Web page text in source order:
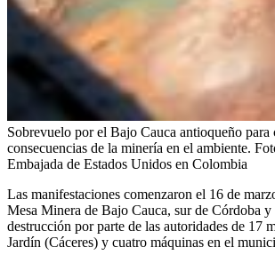
Sobrevuelo por el Bajo Cauca antioqueño para
consecuencias de la minería en el ambiente.
Embajada de Estados Unidos en Colombia
Las manifestaciones comenzaron el 16 de
Mesa Minera de Bajo Cauca, sur de Córdoba
destrucción por parte de las autoridades de 17
Jardín (Cáceres) y cuatro máquinas en el